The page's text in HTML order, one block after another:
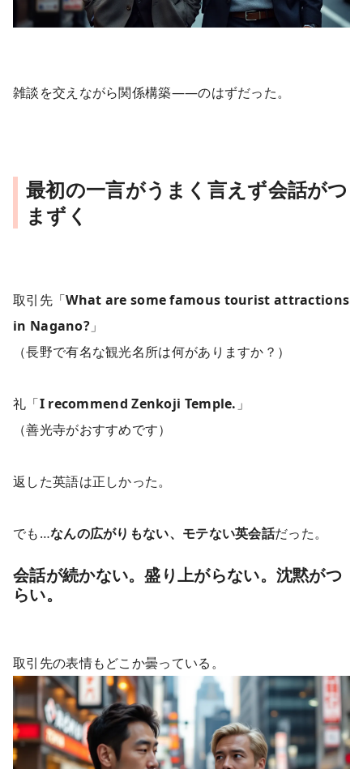
雑談を交えながら関係構築――のはずだった。
最初の一言がうまく言えず会話がつ
まずく
取引先「What are some famous tourist attractions
in Nagano? 」
（長野で有名な観光名所は何がありますか？）
礼「I recommend Zenkoji Temple. 」
（善光寺がおすすめです）
返した英語は正しかった。
でも…なんの広がりもない、モテない英会話だった。
会話が続かない。盛り上がらない。沈黙がつ
らい。
取引先の表情もどこか曇っている。